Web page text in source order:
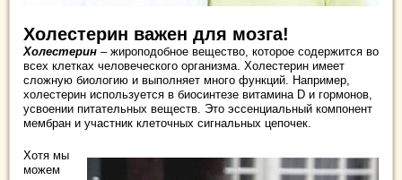
Холестерин важен для мозга!
Холестерин – жироподобное вещество, которое содержится во
всех клетках человеческого организма. Холестерин имеет
сложную биологию и выполняет много функций. Например,
холестерин используется в биосинтезе витамина D и гормонов,
усвоении питательных веществ. Это эссенциальный компонент
мембран и участник клеточных сигнальных цепочек.
Хотя мы
можем